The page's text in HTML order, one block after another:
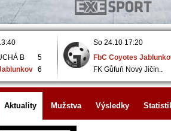
B
5
6
So 24.10 17:20
FbC Coyotes
FK Gůfuň Nový Jičín..
Aktuality Mužstva Výsledky